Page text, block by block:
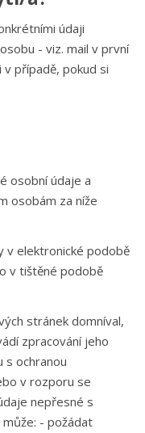
údaji
- viz. mail v první
případě, pokud si
osobní údaje a
osobám za níže
v elektronické podobě
v tištěné podobě
stránek domníval,
zpracování jeho
s ochranou
v rozporu se
nepřesné s
- požádat